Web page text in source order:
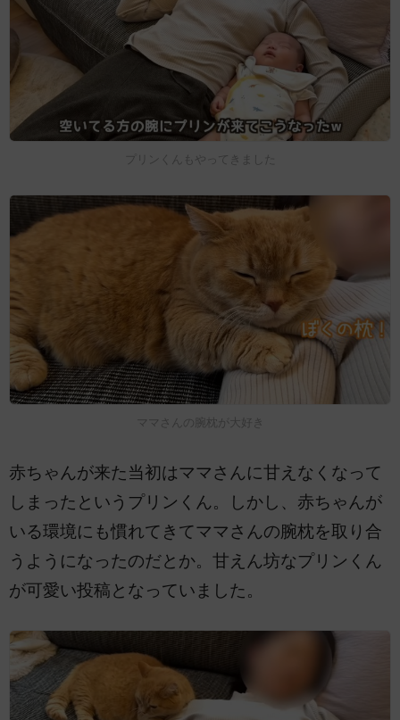
プリンくんもやってきました
ママさんの腕枕が大好き
赤ちゃんが来た当初はママさんに甘えなくなって
しまったというプリンくん。しかし、赤ちゃんが
いる環境にも慣れてきてママさんの腕枕を取り合
うようになったのだとか。甘えん坊なプリンくん
が可愛い投稿となっていました。